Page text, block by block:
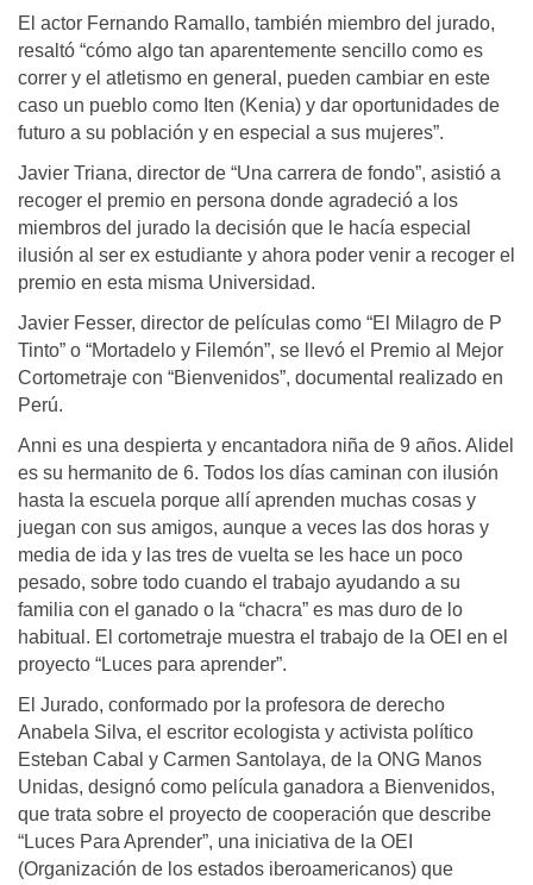
El actor Fernando Ramallo, también miembro del jurado,
resaltó “cómo algo tan aparentemente sencillo como es
correr y el atletismo en general, pueden cambiar en este
caso un pueblo como Iten (Kenia) y dar oportunidades de
futuro a su población y en especial a sus mujeres”.
Javier Triana, director de “Una carrera de fondo”, asistió a
recoger el premio en persona donde agradeció a los
miembros del jurado la decisión que le hacía especial
ilusión al ser ex estudiante y ahora poder venir a recoger el
premio en esta misma Universidad.
Javier Fesser, director de películas como “El Milagro de P
Tinto” o “Mortadelo y Filemón”, se llevó el Premio al Mejor
Cortometraje con “Bienvenidos”, documental realizado en
Perú.
Anni es una despierta y encantadora niña de 9 años. Alidel
es su hermanito de 6. Todos los días caminan con ilusión
hasta la escuela porque allí aprenden muchas cosas y
juegan con sus amigos, aunque a veces las dos horas y
media de ida y las tres de vuelta se les hace un poco
pesado, sobre todo cuando el trabajo ayudando a su
familia con el ganado o la “chacra” es mas duro de lo
habitual. El cortometraje muestra el trabajo de la OEI en el
proyecto “Luces para aprender”.
El Jurado, conformado por la profesora de derecho
Anabela Silva, el escritor ecologista y activista político
Esteban Cabal y Carmen Santolaya, de la ONG Manos
Unidas, designó como película ganadora a Bienvenidos,
que trata sobre el proyecto de cooperación que describe
“Luces Para Aprender”, una iniciativa de la OEI
(Organización de los estados iberoamericanos) que